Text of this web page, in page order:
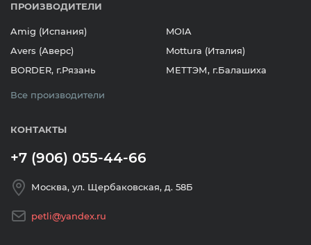
ПРОИЗВОДИТЕЛИ
Amig (Испания)
Avers (Аверс)
BORDER, г.Рязань
MOIA
Mottura (Италия)
МЕТТЭМ, г.Балашиха
Все производители
КОНТАКТЫ
+7 (906) 055-44-66
Москва, ул. Щербаковская, д. 58Б
petli@yandex.ru